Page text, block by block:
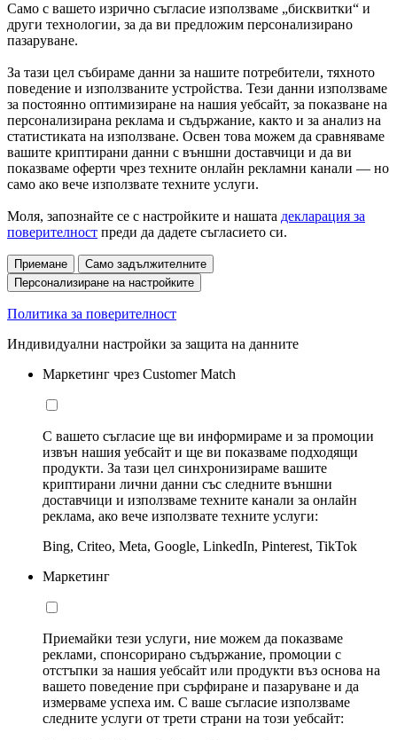
Само с вашето изрично съгласие използваме „бисквитки“ и
други технологии, за да ви предложим персонализирано
пазаруване.
За тази цел събираме данни за нашите потребители, тяхното
поведение и използваните устройства. Тези данни използваме
за постоянно оптимизиране на нашия уебсайт, за показване на
персонализирана реклама и съдържание, както и за анализ на
статистиката на използване. Освен това можем да сравняваме
вашите криптирани данни с външни доставчици и да ви
показваме оферти чрез техните онлайн рекламни канали — но
само ако вече използвате техните услуги.
Моля, запознайте се с настройките и нашата декларация за
поверителност преди да дадете съгласието си.
Приемане
Само задължителните
Персонализиране на настройките
Политика за поверителност
Индивидуални настройки за защита на данните
Маркетинг чрез Customer Match
С вашето съгласие ще ви информираме и за промоции
извън нашия уебсайт и ще ви показваме подходящи
продукти. За тази цел синхронизираме вашите
криптирани лични данни със следните външни
доставчици и използваме техните канали за онлайн
реклама, ако вече използвате техните услуги:
Bing, Criteo, Meta, Google, LinkedIn, Pinterest, TikTok
Маркетинг
Приемайки тези услуги, ние можем да показваме
реклами, спонсорирано съдържание, промоции с
отстъпки за нашия уебсайт или продукти въз основа на
вашето поведение при сърфиране и пазаруване и да
измерваме успеха им. С ваше съгласие използваме
следните услуги от трети страни на този уебсайт: